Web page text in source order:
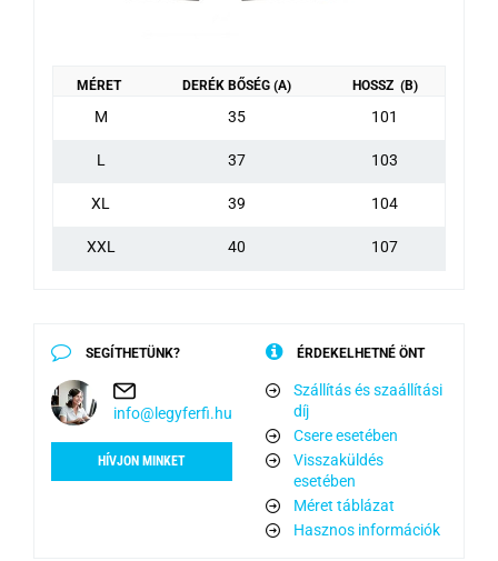
MÉRET DERÉK BŐSÉG (A) HOSSZ (B)
M 35 101
L 37 103
XL 39 104
XXL 40 107
SEGÍTHETÜNK?
info@legyferfi.hu
HÍVJON MINKET
ÉRDEKELHETNÉ ÖNT
Szállítás és szaállítási
díj
Csere esetében
Visszaküldés
esetében
Méret táblázat
Hasznos információk